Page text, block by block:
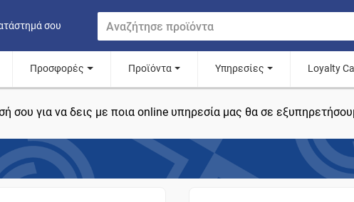
σου
Προσφορές Προϊόντα Υπηρεσίες Loyalty
σου για να δεις με ποια online υπηρεσία μας θα σε